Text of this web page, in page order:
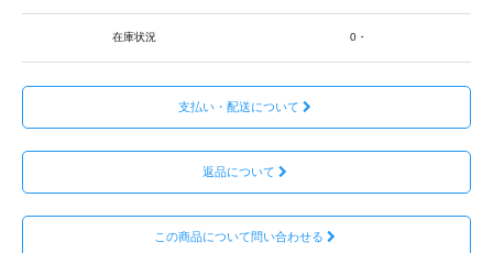
在庫状況 0・
支払い・配送について
返品について
この商品について問い合わせる